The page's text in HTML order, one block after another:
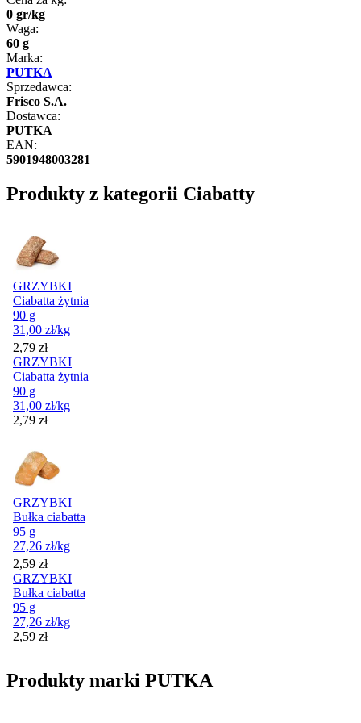
0 gr/kg
Waga:
60 g
Marka:
PUTKA
Sprzedawca:
Frisco S.A.
Dostawca:
PUTKA
EAN:
5901948003281
Produkty z kategorii Ciabatty
GRZYBKI
Ciabatta żytnia
90 g
31,00 zł/kg
Cena
2,79 zł
GRZYBKI
Ciabatta żytnia
90 g
31,00 zł/kg
Cena
2,79 zł
GRZYBKI
Bułka ciabatta
95 g
27,26 zł/kg
Cena
2,59 zł
GRZYBKI
Bułka ciabatta
95 g
27,26 zł/kg
Cena
2,59 zł
Produkty marki PUTKA